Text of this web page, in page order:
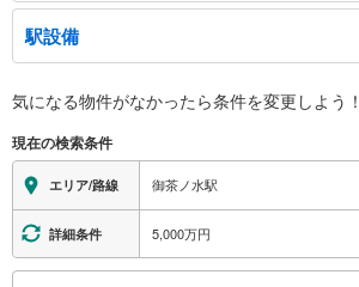
お茶の水橋口（ＪＲ）
東京メトロ丸ノ内線、バスのりば（東大病院方面）
杏雲堂病院、東京科学大学、日本大学病院、明治大
館、駿台予備校本部校舎、日本サッカーミュージアム
保町交差点（書店街）
聖橋口（ＪＲ）
東京メトロ千代田線、タクシーのりば、井上眼科病
駿河台記念館、神田郵便局、神田明神、湯島天神、
ノ水ソラシティ、ワテラス、ＪＲ神田万世橋ビル、
橋、小川町交差点
１出口
駅設備
※段差なしでの移動経路
【ＪＲ東日本】：○
【東京メトロ】：○
エレベータ
【ＪＲ】
・各ホーム⇔御茶ノ水橋口改札
【東京メトロ】
気になる物件がなかったら条件を変更しよう！
現在の検索条件
エリア/路線 御茶ノ水駅
詳細条件 5,000万円